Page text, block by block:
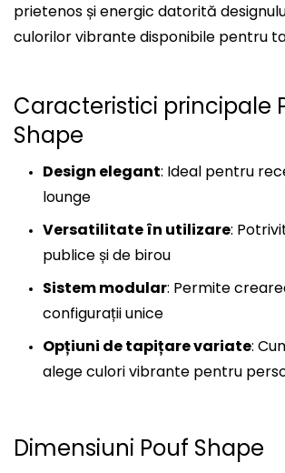
prietenos și energic datorită
culorilor vibrante disponibile pentru
Caracteristici principale
Shape
Design elegant: Ideal pentru
lounge
Versatilitate în utilizare:
publice și de birou
Sistem modular: Permite
configurații unice
Opțiuni de tapițare variate:
alege culori vibrante pentru
Dimensiuni Pouf Shape